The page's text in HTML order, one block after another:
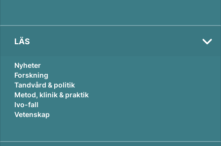
LÄS
Nyheter
Forskning
Tandvård & politik
Metod, klinik & praktik
Ivo-fall
Vetenskap